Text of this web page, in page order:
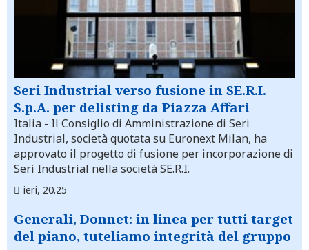
Seri Industrial verso fusione in SE.R.I.
S.p.A. per delisting da Piazza Affari
Italia - Il Consiglio di Amministrazione di Seri
Industrial, società quotata su Euronext Milan, ha
approvato il progetto di fusione per incorporazione di
Seri Industrial nella società SE.R.I.
ieri, 20.25
Generali, Donnet: in linea per tutti target
del piano, tuteliamo integrità del gruppo